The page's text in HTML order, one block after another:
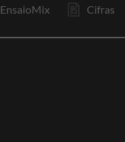
EnsaioMix Cifras